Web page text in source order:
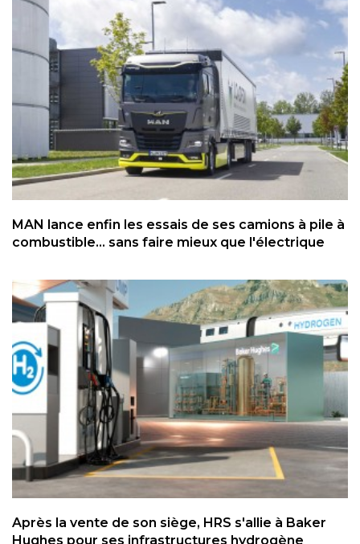
MAN lance enfin les essais de ses camions à pile à
combustible... sans faire mieux que l'électrique
Après la vente de son siège, HRS s'allie à Baker
Hughes pour ses infrastructures hydrogène